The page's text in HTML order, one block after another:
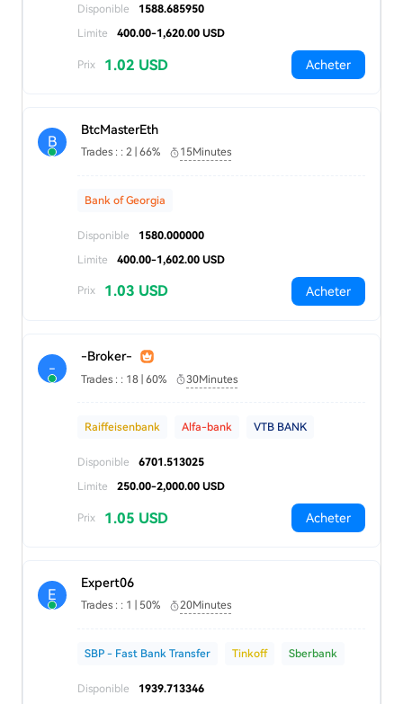
Disponible
1588.685950
Limite
400.00-1,620.00 USD
Prix 1.02 USD Acheter
B
BtcMasterEth
Trades : : 2 | 66% 15Minutes
Bank of Georgia
Disponible
1580.000000
Limite
400.00-1,602.00 USD
Prix 1.03 USD Acheter
-
-Broker-
Trades : : 18 | 60% 30Minutes
Raiffeisenbank Alfa-bank VTB BANK
Disponible
6701.513025
Limite
250.00-2,000.00 USD
Prix 1.05 USD Acheter
E
Expert06
Trades : : 1 | 50% 20Minutes
SBP - Fast Bank Transfer Tinkoff Sberbank
Disponible
1939.713346